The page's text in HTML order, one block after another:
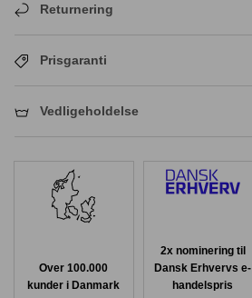
Returnering
Prisgaranti
Vedligeholdelse
Over 100.000
kunder i Danmark
2x nominering til
Dansk Erhvervs e-
handelspris